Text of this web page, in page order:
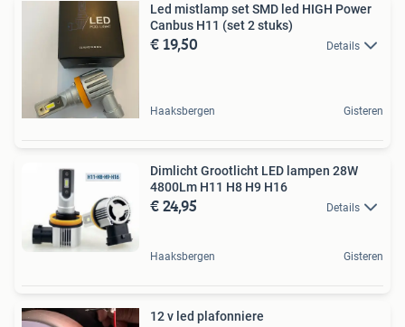
Led mistlamp set SMD led HIGH Power
Canbus H11 (set 2 stuks)
€ 19,50 Details
Haaksbergen Gisteren
Dimlicht Grootlicht LED lampen 28W
4800Lm H11 H8 H9 H16
€ 24,95 Details
Haaksbergen Gisteren
12 v led plafonniere